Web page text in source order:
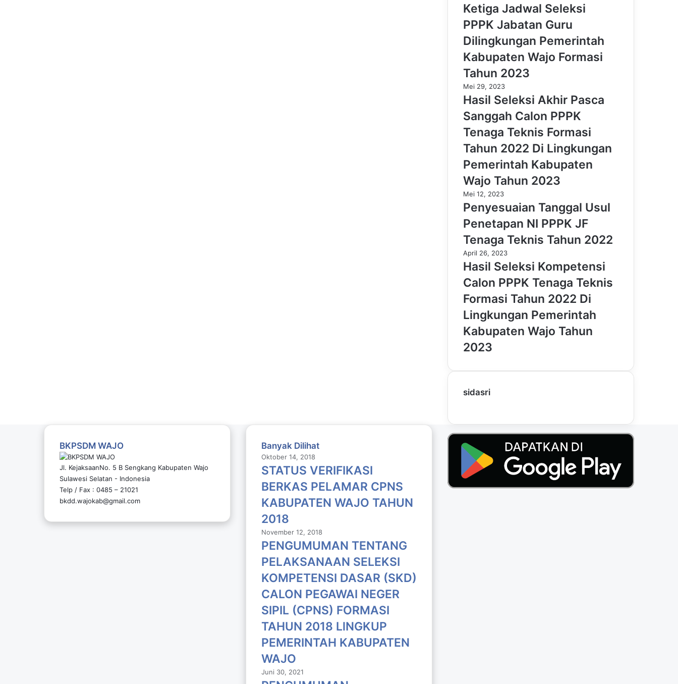
Ketiga Jadwal Seleksi
PPPK Jabatan Guru
Dilingkungan Pemerintah
Kabupaten Wajo Formasi
Tahun 2023
Mei 29, 2023
Hasil Seleksi Akhir Pasca
Sanggah Calon PPPK
Tenaga Teknis Formasi
Tahun 2022 Di Lingkungan
Pemerintah Kabupaten
Wajo Tahun 2023
Mei 12, 2023
Penyesuaian Tanggal Usul
Penetapan NI PPPK JF
Tenaga Teknis Tahun 2022
April 26, 2023
Hasil Seleksi Kompetensi
Calon PPPK Tenaga Teknis
Formasi Tahun 2022 Di
Lingkungan Pemerintah
Kabupaten Wajo Tahun
2023
sidasri
BKPSDM WAJO
Jl. KejaksaanNo. 5 B Sengkang Kabupaten Wajo
Sulawesi Selatan - Indonesia
Telp / Fax : 0485 – 21021
bkdd.wajokab@gmail.com
Banyak Dilihat
Oktober 14, 2018
STATUS VERIFIKASI
BERKAS PELAMAR CPNS
KABUPATEN WAJO TAHUN
2018
November 12, 2018
PENGUMUMAN TENTANG
PELAKSANAAN SELEKSI
KOMPETENSI DASAR (SKD)
CALON PEGAWAI NEGER
SIPIL (CPNS) FORMASI
TAHUN 2018 LlNGKUP
PEMERINTAH KABUPATEN
WAJO
Juni 30, 2021